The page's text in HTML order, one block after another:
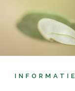
INFORMATIE